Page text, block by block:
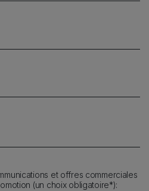
et offres commerciales
(un choix obligatoire*):